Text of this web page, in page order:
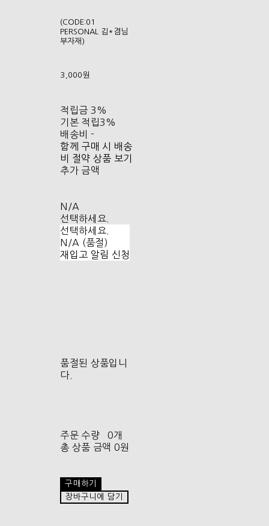
(CODE:01
PERSONAL 김*겸님
부자재)
3,000원
적립금 3%
기본 적립3%
배송비 -
함께 구매 시 배송
비 절약 상품 보기
추가 금액
N/A
선택하세요.
선택하세요.
N/A (품절)
재입고 알림 신청
품절된 상품입니
다.
주문 수량
0개
총 상품 금액 0원
구매하기
장바구니에 담기